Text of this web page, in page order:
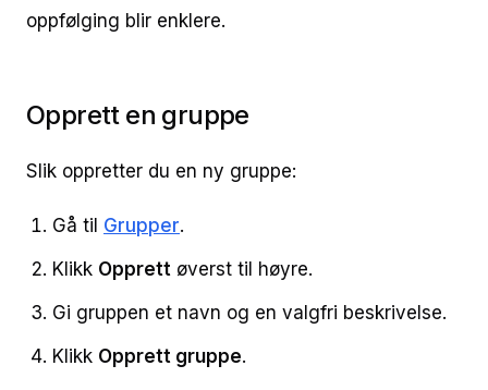
oppfølging blir enklere.
Opprett en gruppe
Slik oppretter du en ny gruppe:
Gå til Grupper.
Klikk Opprett øverst til høyre.
Gi gruppen et navn og en valgfri beskrivelse.
Klikk Opprett gruppe.